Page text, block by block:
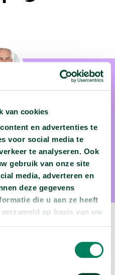
van cookies
en advertenties te
voor social media te
te analyseren. Ook
gebruik van onze site
media, adverteren en
deze gegevens
die u aan ze heeft
op basis van uw
der Horst
chronobioloog verbonden
MC.